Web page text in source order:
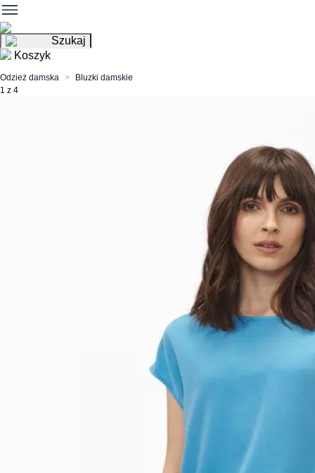
Szukaj
Koszyk
Odzież damska
Bluzki damskie
1 z 4